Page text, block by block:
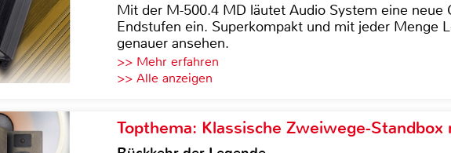
Mit der M-500.4 MD läutet Audio System eine neue
Endstufen ein. Superkompakt und mit jeder Menge
genauer ansehen.
>> Mehr erfahren
>> Alle anzeigen
Topthema: Klassische Zweiwege-